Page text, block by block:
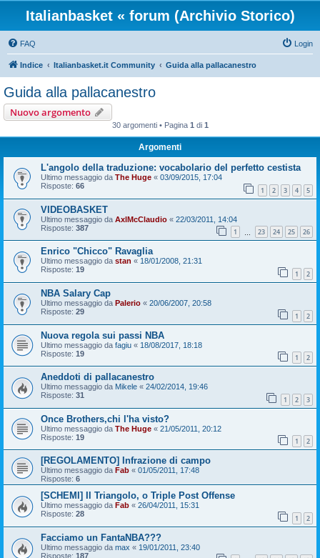
Italianbasket « forum (Archivio Storico)
FAQ Login
Indice Italianbasket.it Community Guida alla pallacanestro
Guida alla pallacanestro
Nuovo argomento
30 argomenti • Pagina 1 di 1
Argomenti
L'angolo della traduzione: vocabolario del perfetto cestista
Ultimo messaggio da The Huge « 03/09/2015, 17:04
Risposte: 66 1 2 3 4 5
VIDEOBASKET
Ultimo messaggio da AxlMcClaudio « 22/03/2011, 14:04
Risposte: 387 1 23 24 25 26
Enrico "Chicco" Ravaglia
Ultimo messaggio da stan « 18/01/2008, 21:31
Risposte: 19 1 2
NBA Salary Cap
Ultimo messaggio da Palerio « 20/06/2007, 20:58
Risposte: 29 1 2
Nuova regola sui passi NBA
Ultimo messaggio da fagiu « 18/08/2017, 18:18
Risposte: 19 1 2
Aneddoti di pallacanestro
Ultimo messaggio da Mikele « 24/02/2014, 19:46
Risposte: 31 1 2 3
Once Brothers,chi l'ha visto?
Ultimo messaggio da The Huge « 21/05/2011, 20:12
Risposte: 19 1 2
[REGOLAMENTO] Infrazione di campo
Ultimo messaggio da Fab « 01/05/2011, 17:48
Risposte: 6
[SCHEMI] Il Triangolo, o Triple Post Offense
Ultimo messaggio da Fab « 26/04/2011, 15:31
Risposte: 28 1 2
Facciamo un FantaNBA???
Ultimo messaggio da max « 19/01/2011, 23:40
Risposte: 187